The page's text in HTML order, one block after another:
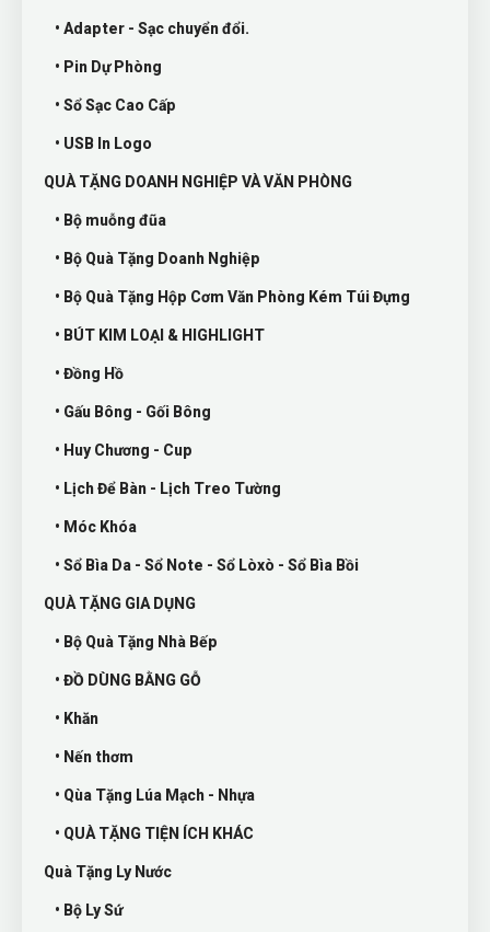
• Adapter - Sạc chuyển đổi.
• Pin Dự Phòng
• Sổ Sạc Cao Cấp
• USB In Logo
QUÀ TẶNG DOANH NGHIỆP VÀ VĂN PHÒNG
• Bộ muỗng đũa
• Bộ Quà Tặng Doanh Nghiệp
• Bộ Quà Tặng Hộp Cơm Văn Phòng Kém Túi Đựng
• BÚT KIM LOẠI & HIGHLIGHT
• Đồng Hồ
• Gấu Bông - Gối Bông
• Huy Chương - Cup
• Lịch Để Bàn - Lịch Treo Tường
• Móc Khóa
• Sổ Bìa Da - Sổ Note - Sổ Lòxò - Sổ Bìa Bồi
QUÀ TẶNG GIA DỤNG
• Bộ Quà Tặng Nhà Bếp
• ĐỒ DÙNG BẰNG GỖ
• Khăn
• Nến thơm
• Qùa Tặng Lúa Mạch - Nhựa
• QUÀ TẶNG TIỆN ÍCH KHÁC
Quà Tặng Ly Nước
• Bộ Ly Sứ